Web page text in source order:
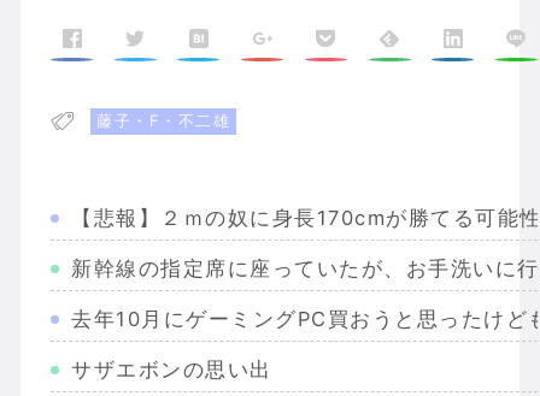
藤子・F・不二雄
【悲報】２ｍの奴に身長170cmが勝てる可能
新幹線の指定席に座っていたが、お手洗いに
去年10月にゲーミングPC買おうと思ったけ
サザエボンの思い出